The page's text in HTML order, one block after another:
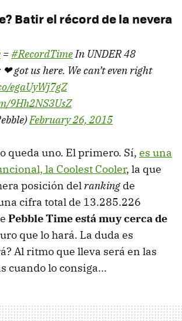
Batir el récord de la nevera
=#RecordTimeIn UNDER 48
got us here. We can’t even right
egaUyWj7gZ
9Hh2NS3UsZ
February 26, 2015
queda uno. El primero. Sí, es una
la Coolest Cooler, la que
posición delranking de
cifra total de 13.285.226
Pebble Time está muy cerca de
que lo hará. La duda es
Al ritmo que lleva será en las
cuando lo consiga...